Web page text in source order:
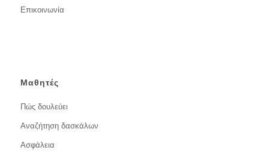
Επικοινωνία
Μαθητές
Πώς δουλεύει
Αναζήτηση δασκάλων
Ασφάλεια